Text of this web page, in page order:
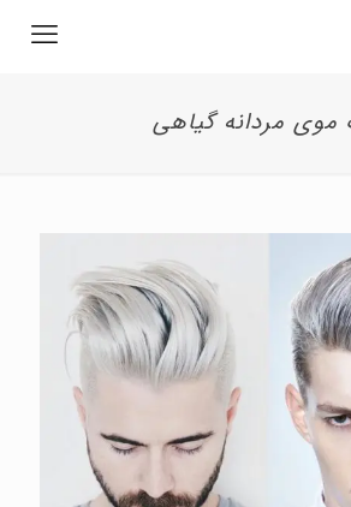
موی مردانه گیاهی